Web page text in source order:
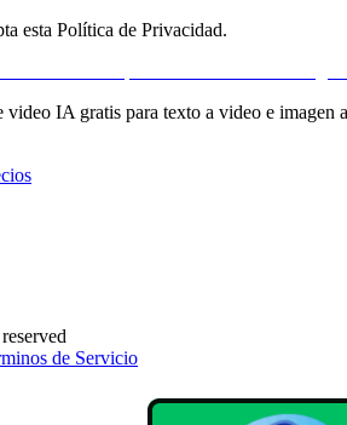
esta Política de Privacidad.
video IA gratis para texto a video e
de Servicio